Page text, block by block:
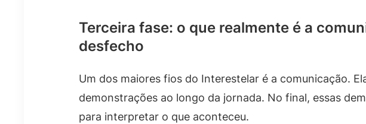
Terceira fase: o que realmente é a
desfecho
Um dos maiores fios do Interestelar é a comunicação.
demonstrações ao longo da jornada. No final, essas
para interpretar o que aconteceu.